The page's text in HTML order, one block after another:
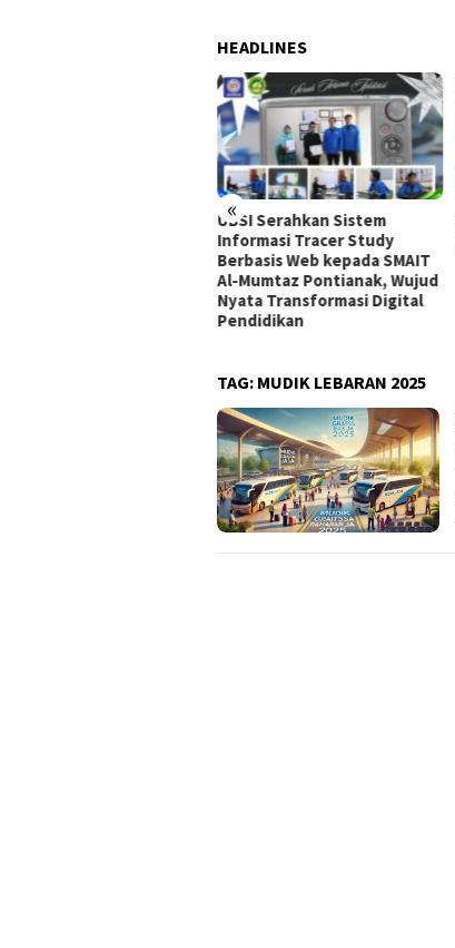
HEADLINES
«
UBSI Serahkan Sistem
Informasi Tracer Study
Berbasis Web kepada SMAIT
Al-Mumtaz Pontianak, Wujud
Nyata Transformasi Digital
Pendidikan
TAG: MUDIK LEBARAN 2025